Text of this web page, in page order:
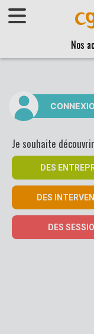
Afficher le menu
Nos
Je souhaite découvrir
DES
DES
DES
LES
CGÉNIAL
FILTRES DE